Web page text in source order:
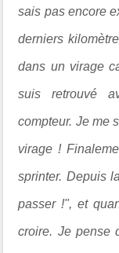
sais pas encore
derniers
dans un virage
suis retrouvé
compteur. Je me
virage !
sprinter. Depuis
passer !", et
croire. Je pense